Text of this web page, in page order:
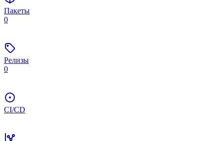
Пакеты
0
Релизы
0
CI/CD